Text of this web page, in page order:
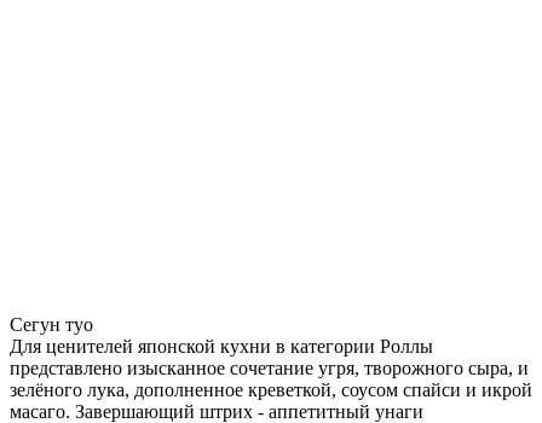
Сегун туо
Для ценителей японской кухни в категории Роллы
представлено изысканное сочетание угря, творожного сыра, и
зелёного лука, дополненное креветкой, соусом спайси и икрой
масаго. Завершающий штрих - аппетитный унаги